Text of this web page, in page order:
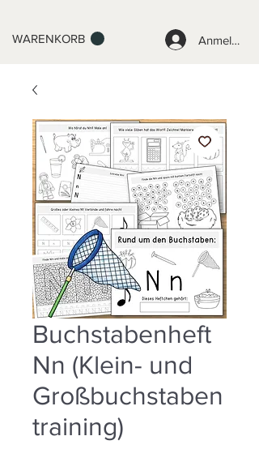
WARENKORB Anmelden
Buchstabenheft
Nn (Klein- und
Großbuchstaben
training)